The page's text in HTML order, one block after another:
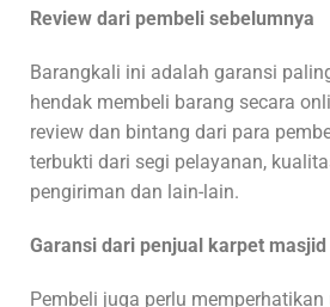
Review dari pembeli sebelumnya
Barangkali ini adalah garansi
hendak membeli barang secara
review dan bintang dari para
terbukti dari segi pelayanan,
pengiriman dan lain-lain.
Garansi dari penjual karpet
Pembeli juga perlu